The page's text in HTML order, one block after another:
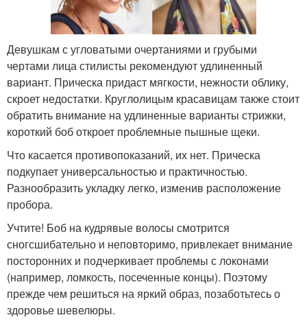
Девушкам с угловатыми очертаниями и грубыми
чертами лица стилисты рекомендуют удлиненный
вариант. Прическа придаст мягкости, нежности облику,
скроет недостатки. Круглолицым красавицам также стоит
обратить внимание на удлиненные варианты стрижки,
короткий боб откроет проблемные пышные щеки.
Что касается противопоказаний, их нет. Прическа
подкупает универсальностью и практичностью.
Разнообразить укладку легко, изменив расположение
пробора.
Учтите! Боб на кудрявые волосы смотрится
сногсшибательно и неповторимо, привлекает внимание
посторонних и подчеркивает проблемы с локонами
(например, ломкость, посеченные концы). Поэтому
прежде чем решиться на яркий образ, позаботьтесь о
здоровье шевелюры.